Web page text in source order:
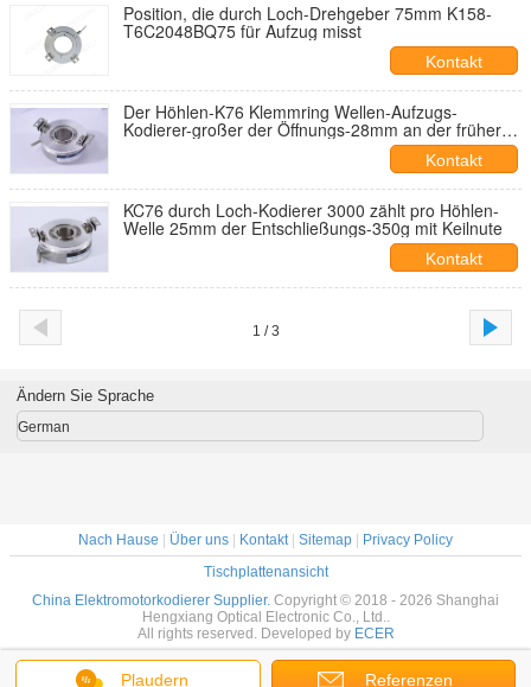
Position, die durch Loch-Drehgeber 75mm K158-
T6C2048BQ75 für Aufzug misst
Kontakt
Der Höhlen-K76 Klemmring Wellen-Aufzugs-
Kodierer-großer der Öffnungs-28mm an der früheren
Kontakt
KC76 durch Loch-Kodierer 3000 zählt pro Höhlen-
Welle 25mm der Entschließungs-350g mit Keilnute
Kontakt
1 / 3
Plaudern Referenzen
Ändern Sie Sprache
German
Nach Hause Über uns Kontakt| Sitemap
Privacy Policy
Tischplattenansicht
China Elektromotorkodierer Supplier. Copyright © 2018 - 2026 Shanghai
Hengxiang Optical Electronic Co., Ltd..
All rights reserved. Developed by ECER